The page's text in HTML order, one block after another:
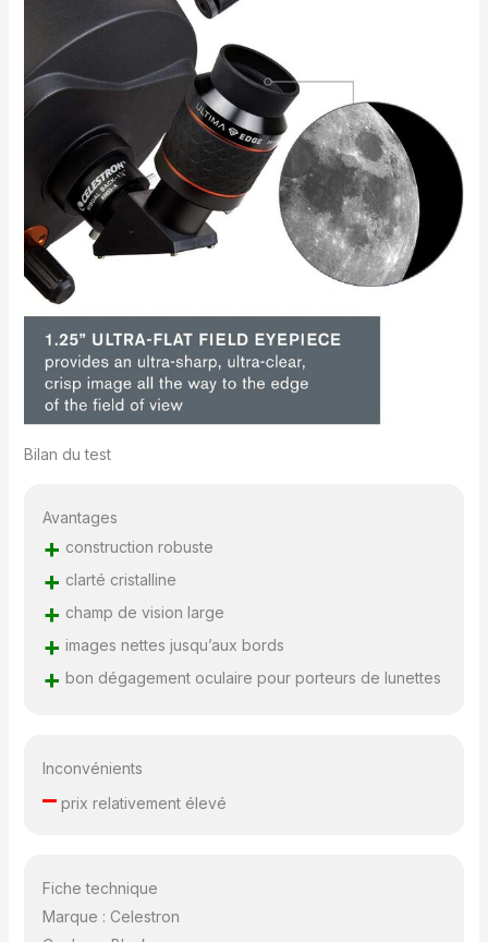
Bilan du test
Avantages
+ construction robuste
+ clarté cristalline
+ champ de vision large
+ images nettes jusqu’aux bords
+ bon dégagement oculaire pour porteurs de lunettes
Inconvénients
– prix relativement élevé
Fiche technique
Marque : Celestron